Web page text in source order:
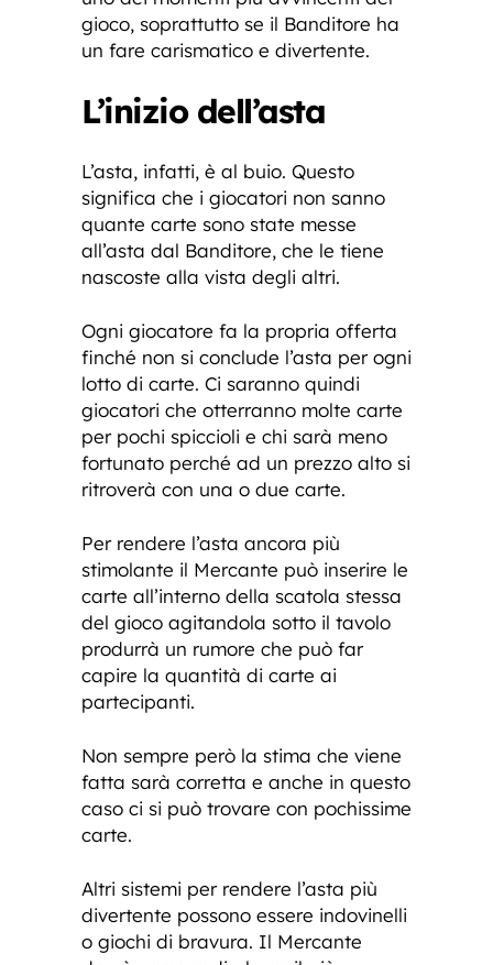
gioco, soprattutto se il Banditore ha
un fare carismatico e divertente.
L’inizio dell’asta
L’asta, infatti, è al buio. Questo
significa che i giocatori non sanno
quante carte sono state messe
all’asta dal Banditore, che le tiene
nascoste alla vista degli altri.
Ogni giocatore fa la propria offerta
finché non si conclude l’asta per ogni
lotto di carte. Ci saranno quindi
giocatori che otterranno molte carte
per pochi spiccioli e chi sarà meno
fortunato perché ad un prezzo alto si
ritroverà con una o due carte.
Per rendere l’asta ancora più
stimolante il Mercante può inserire le
carte all’interno della scatola stessa
del gioco agitandola sotto il tavolo
produrrà un rumore che può far
capire la quantità di carte ai
partecipanti.
Non sempre però la stima che viene
fatta sarà corretta e anche in questo
caso ci si può trovare con pochissime
carte.
Altri sistemi per rendere l’asta più
divertente possono essere indovinelli
o giochi di bravura. Il Mercante